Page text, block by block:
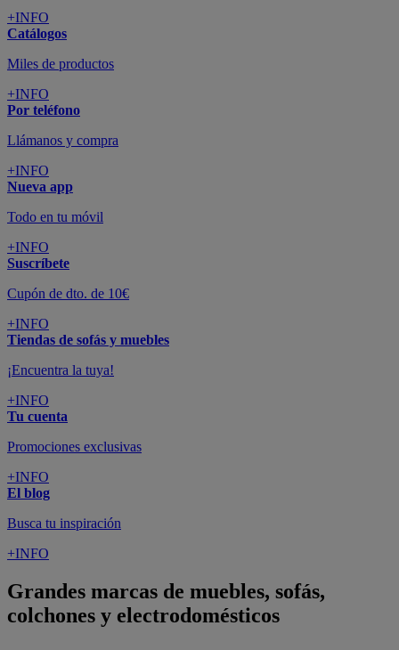
+INFO
Catálogos
Miles de productos
+INFO
Por teléfono
Llámanos y compra
+INFO
Nueva app
Todo en tu móvil
+INFO
Suscríbete
Cupón de dto. de 10€
+INFO
Tiendas de sofás y muebles
¡Encuentra la tuya!
+INFO
Tu cuenta
Promociones exclusivas
+INFO
El blog
Busca tu inspiración
+INFO
Grandes marcas de muebles, sofás,
colchones y electrodomésticos